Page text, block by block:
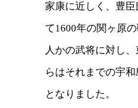
家康に近しく、豊
て1600年の関ヶ原
人かの武将に対し
らはそれまでの宇
となりました。